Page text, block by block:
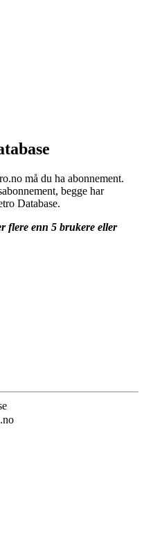
må du ha abonnement.
begge har
Database.
flere enn 5 brukere eller